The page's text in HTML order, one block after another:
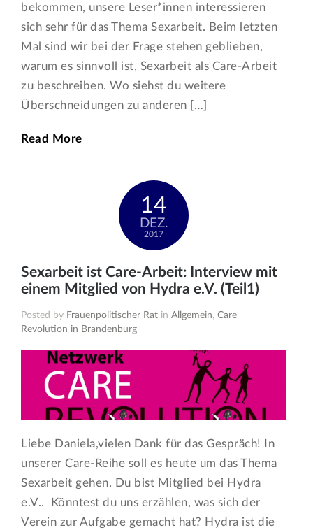
bekommen, unsere Leser*innen interessieren
sich sehr für das Thema Sexarbeit. Beim letzten
Mal sind wir bei der Frage stehen geblieben,
warum es sinnvoll ist, Sexarbeit als Care-Arbeit
zu beschreiben. Wo siehst du weitere
Überschneidungen zu anderen […]
Read More
14
DEZ.
2017
Sexarbeit ist Care-Arbeit: Interview mit
einem Mitglied von Hydra e.V. (Teil1)
Posted by Frauenpolitischer Rat inAllgemein,Care
Revolution in Brandenburg
Liebe Daniela,vielen Dank für das Gespräch! In
unserer Care-Reihe soll es heute um das Thema
Sexarbeit gehen. Du bist Mitglied bei Hydra
e.V.. Könntest du uns erzählen, was sich der
Verein zur Aufgabe gemacht hat? Hydra ist die